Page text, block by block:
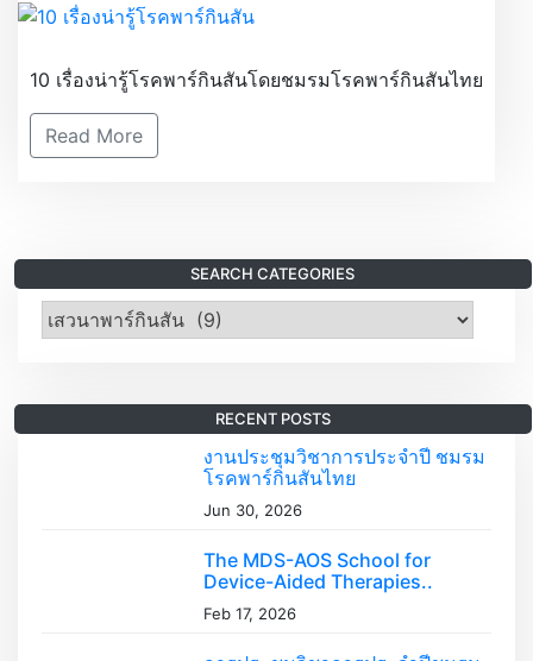
10 เรื่องน่ารู้โรคพาร์กินสันโดยชมรมโรคพาร์กินสันไทย
Read More
SEARCH CATEGORIES
S
e
r
c
RECENT POSTS
งานประชุมวิชาการประจำปี ชมรม
โรคพาร์กินสันไทย
Jun 30, 2026
The MDS-AOS School for
Device-Aided Therapies..
Feb 17, 2026